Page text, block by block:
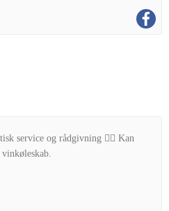
service og rådgivning 👌🏼 Kan